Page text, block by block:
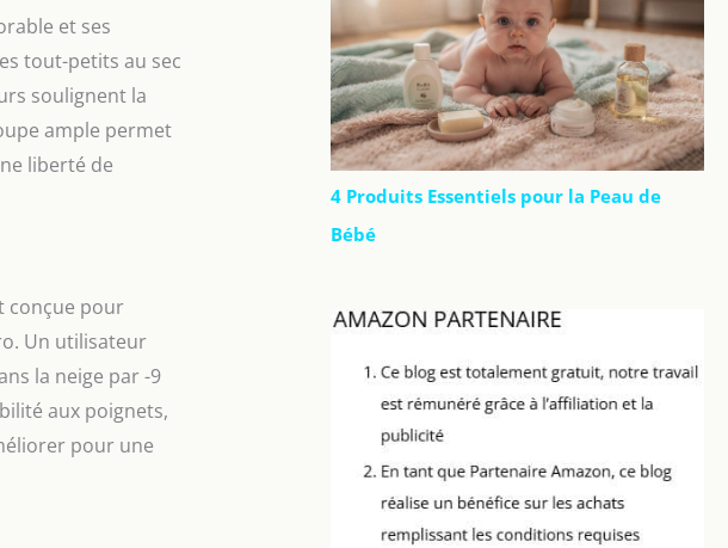
et vacances.
(0-3-6 mois, 6-
des
: avec
chaude pour
la valeur :
à basse
et ses
tout-petits au sec
soulignent la
ample permet
liberté de
conçue pour
Un utilisateur
la neige par -9
aux poignets,
pour une
4 Produits Essentiels pour la Peau de
Bébé